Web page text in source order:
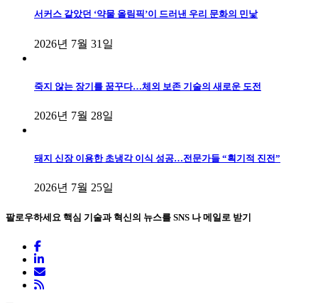
서커스 같았던 ‘약물 올림픽’이 드러낸 우리 문화의 민낯
2026년 7월 31일
죽지 않는 장기를 꿈꾸다…체외 보존 기술의 새로운 도전
2026년 7월 28일
돼지 신장 이용한 초냉각 이식 성공…전문가들 “획기적 진전”
2026년 7월 25일
팔로우하세요 핵심 기술과 혁신의 뉴스를 SNS 나 메일로 받기